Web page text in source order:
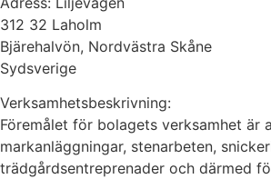
312 32 Laholm
Bjärehalvön, Nordvästra Skåne
Sydsverige
Verksamhetsbeskrivning:
Föremålet för bolagets verksamhet är
markanläggningar, stenarbeten,
trädgårdsentreprenader och därmed